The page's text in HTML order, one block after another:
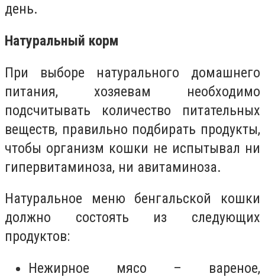
день.
Натуральный корм
При выборе натурального домашнего
питания, хозяевам необходимо
подсчитывать количество питательных
веществ, правильно подбирать продукты,
чтобы организм кошки не испытывал ни
гипервитаминоза, ни авитаминоза.
Натуральное меню бенгальской кошки
должно состоять из следующих
продуктов:
Нежирное мясо – вареное,